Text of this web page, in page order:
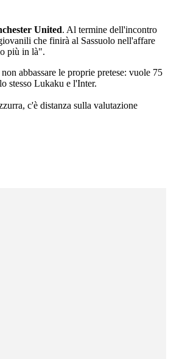
United. Al termine dell'incontro
che finirà al Sassuolo nell'affare
più in là".
abbassare le proprie pretese: vuole 75
stesso Lukaku e l'Inter.
c'è distanza sulla valutazione